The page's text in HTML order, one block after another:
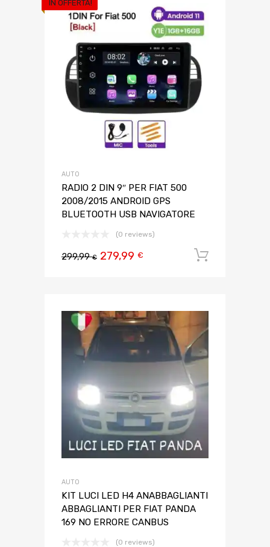
IN OFFERTA!
AUTO
RADIO 2 DIN 9″ PER FIAT 500
2008/2015 ANDROID GPS
BLUETOOTH USB NAVIGATORE
(0 reviews)
299,99€ 279,99 €
AUTO
KIT LUCI LED H4 ANABBAGLIANTI
ABBAGLIANTI PER FIAT PANDA
169 NO ERRORE CANBUS
(0 reviews)